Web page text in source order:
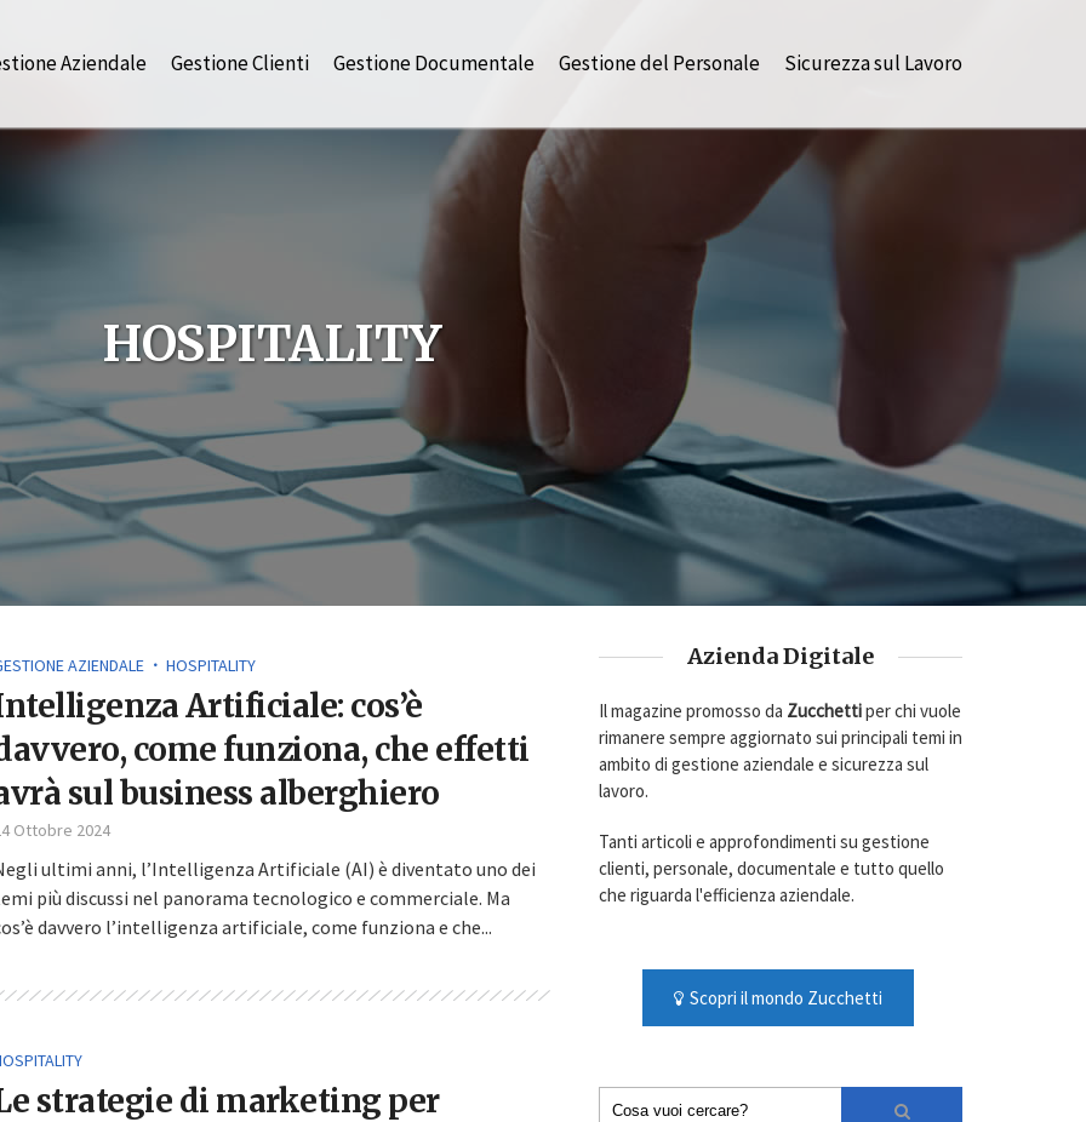
Aziendale Gestione Clienti Gestione Documentale Gestione del Personale Sicurezza sul Lavoro
HOSPITALITY
AZIENDALE HOSPITALITY
Artificiale: cos’è
come funziona, che effetti
sul business alberghiero
Ottobre 2024
ultimi anni, l’Intelligenza Artificiale (AI) è diventato uno dei
più discussi nel panorama tecnologico e commerciale. Ma
davvero l’intelligenza artificiale, come funziona e che...
strategie di marketing per
Azienda Digitale
Il magazine promosso da Zucchettiper chi vuole
rimanere sempre aggiornato sui principali temi in
ambito di gestione aziendale e sicurezza sul
lavoro.
Tanti articoli e approfondimenti su gestione
clienti, personale, documentale e tutto quello
che riguarda l'efficienza aziendale.
Scopri il mondo Zucchetti